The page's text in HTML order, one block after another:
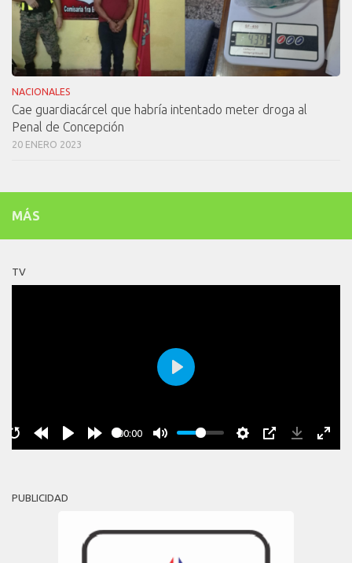
NACIONALES
Cae guardiacárcel que habría intentado meter droga al
Penal de Concepción
20 ENERO 2023
MÁS
TV
00:00
Play
PUBLICIDAD